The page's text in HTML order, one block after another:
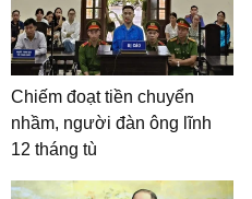
Chiếm đoạt tiền chuyển
nhầm, người đàn ông lĩnh
12 tháng tù